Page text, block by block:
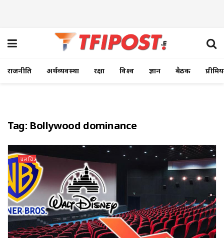
राजनीति अर्थव्यवस्था रक्षा विश्व ज्ञान बैठक
Tag: Bollywood dominance
चलचित्र